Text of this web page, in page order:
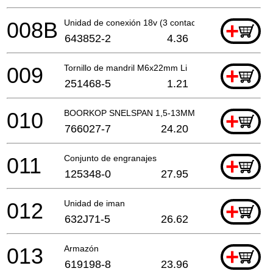
Unidad de conexión 18v (3 contactos) +
008B 643852-2 4.36
Tornillo de mandril M6x22mm Li +
009 251468-5 1.21
BOORKOP SNELSPAN 1,5-13MM +
010 766027-7 24.20
Conjunto de engranajes +
011 125348-0 27.95
Unidad de iman +
012 632J71-5 26.62
Armazón +
013 619198-8 23.96